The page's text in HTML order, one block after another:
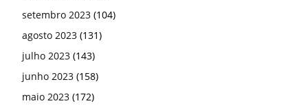
setembro 2023 (104)
agosto 2023 (131)
julho 2023 (143)
junho 2023 (158)
maio 2023 (172)